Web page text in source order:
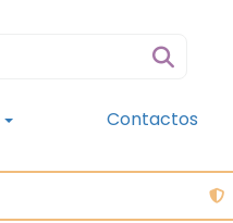
Contactos